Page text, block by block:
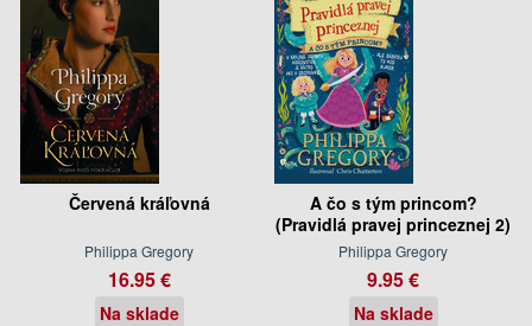
Červená kráľovná
Philippa Gregory
16.95 €
Na sklade
A čo s tým princom?
(Pravidlá pravej princeznej 2)
Philippa Gregory
9.95 €
Na sklade